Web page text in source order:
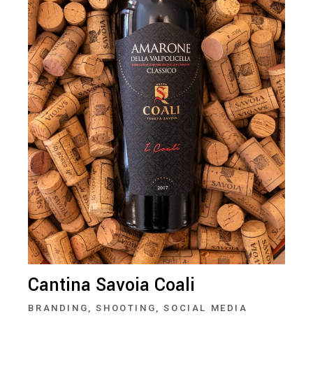
Cantina Savoia Coali
BRANDING SHOOTING SOCIAL MEDIA